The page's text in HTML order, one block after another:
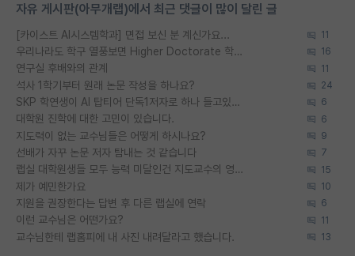
자유 게시판(아무개랩)에서 최근 댓글이 많이 달린 글
[카이스트 AI시스템학과] 면접 보신 분 계신가요... 11
우리나라도 학구 열풍보면 Higher Doctorate 학위가 필요하다고 봅니다. 16
연구실 후배와의 관계 11
석사 1학기부터 원래 논문 작성을 하나요? 24
SKP 학연생이 AI 탑티어 단독1저자로 하나 들고있으면 6
대학원 진학에 대한 고민이 있습니다. 6
지도력이 없는 교수님들은 어떻게 하시나요? 9
선배가 자꾸 논문 저자 탐내는 것 같습니다 7
랩실 대학원생들 모두 능력 미달인건 지도교수의 영향 아닌가? 15
제가 예민한가요 10
지원을 권장한다는 답변 후 다른 랩실에 연락 6
이런 교수님은 어떤가요? 11
교수님한테 랩홈피에 내 사진 내려달라고 했습니다. 13